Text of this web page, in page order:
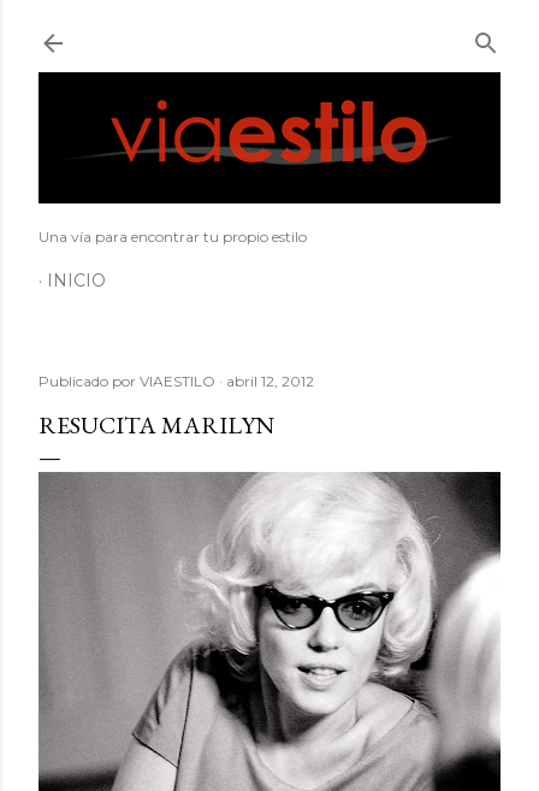
Una vía para encontrar tu propio estilo
INICIO
Publicado por VIAESTILO abril 12, 2012
RESUCITA MARILYN